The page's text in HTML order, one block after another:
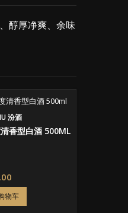
醇厚净爽、余味
汾酒
香型白酒 500ML
物车